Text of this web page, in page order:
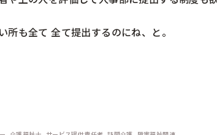
所も全て 全て提出するのにね、と。